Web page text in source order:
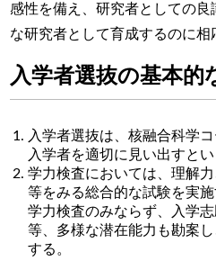
感性を備え、研究者としての
な研究者として育成するのに相
入学者選抜の基本的
入学者選抜は、核融合科学
入学者を適切に見い出すとい
学力検査においては、理解
等をみる総合的な試験を実施
学力検査のみならず、入学
等、多様な潜在能力も勘案
する。